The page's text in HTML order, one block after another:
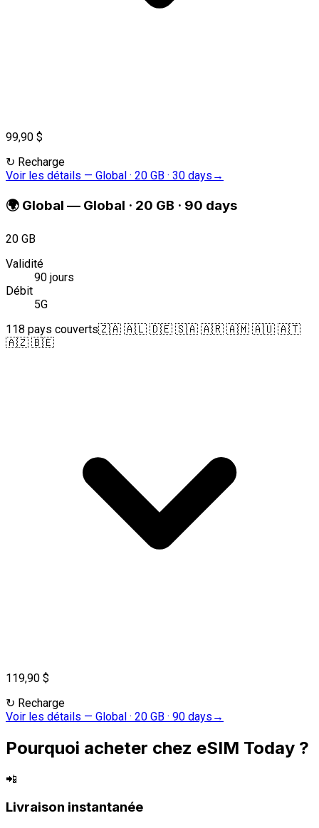
99,90 $
↻ Recharge
Voir les détails — Global · 20 GB · 30 days →
🌍 Global — Global · 20 GB · 90 days
20 GB
Validité
90 jours
Débit
5G
118 pays couverts🇿🇦 🇦🇱 🇩🇪 🇸🇦 🇦🇷 🇦🇲 🇦🇺 🇦🇹
🇦🇿 🇧🇪
119,90 $
↻ Recharge
Voir les détails — Global · 20 GB · 90 days →
Pourquoi acheter chez eSIM Today ?
📲
Livraison instantanée